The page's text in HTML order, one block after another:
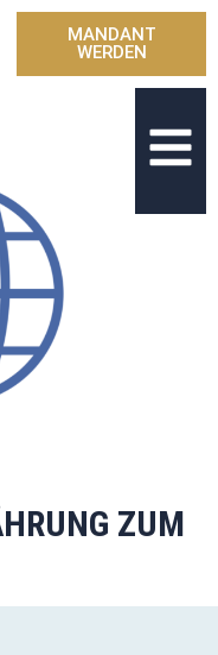
MANDANT
WERDEN
ZUM